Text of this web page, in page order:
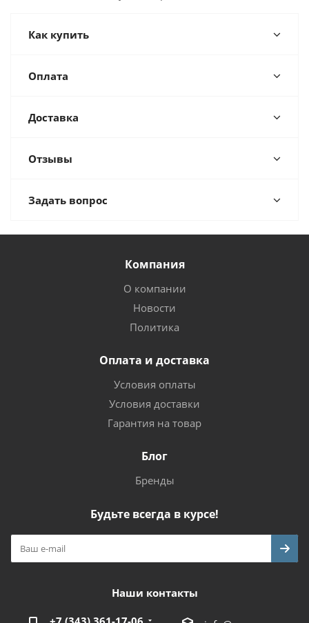
Как купить
Оплата
Доставка
Отзывы
Задать вопрос
Компания
О компании
Новости
Политика
Оплата и доставка
Условия оплаты
Условия доставки
Гарантия на товар
Блог
Бренды
Будьте всегда в курсе!
Наши контакты